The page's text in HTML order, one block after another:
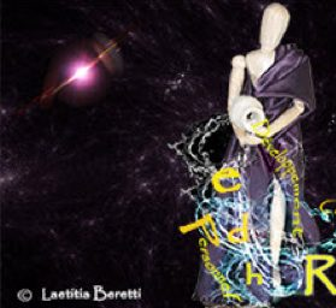
contenu